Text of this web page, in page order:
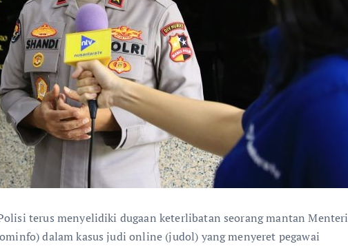
terus menyelidiki dugaan keterlibatan seorang mantan Menteri
dalam kasus judi online (judol) yang menyeret pegawai